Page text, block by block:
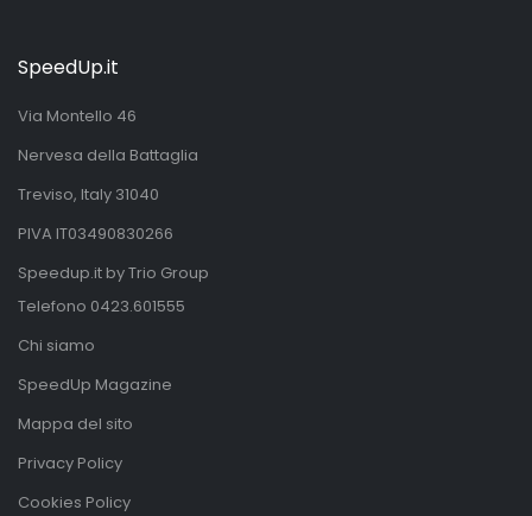
SpeedUp.it
Via Montello 46
Nervesa della Battaglia
Treviso, Italy 31040
PIVA IT03490830266
Speedup.it by Trio Group
Telefono 0423.601555
Chi siamo
SpeedUp Magazine
Mappa del sito
Privacy Policy
Cookies Policy